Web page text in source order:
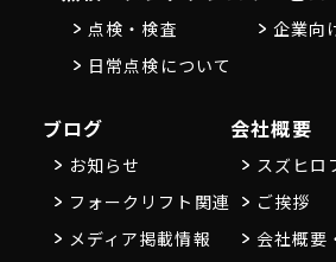
点検・検査
日常点検について
企業向
ブログ
お知らせ
フォークリフト関連
メディア掲載情報
会社概要
スズヒロ
ご挨拶
会社概要